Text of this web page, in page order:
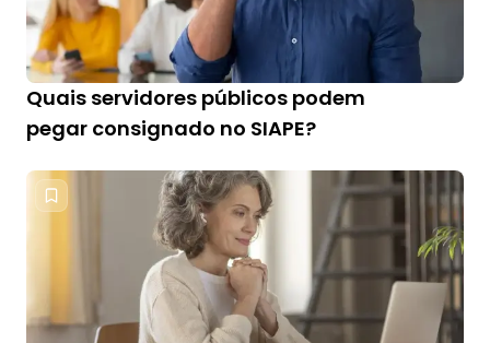
Quais servidores públicos podem
pegar consignado no SIAPE?